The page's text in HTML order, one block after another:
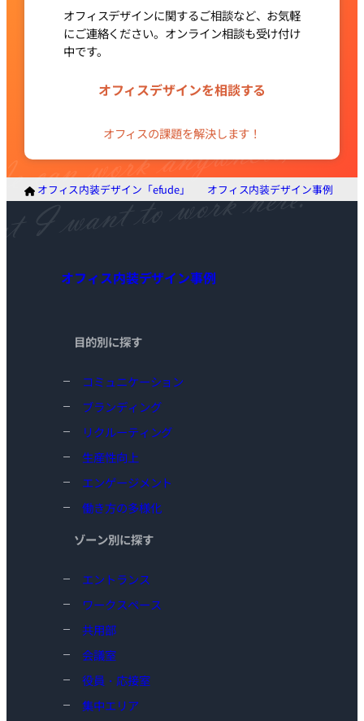
オフィスデザインに関するご相談など、お気軽
にご連絡ください。 オンライン相談も受け付け
中です。
オフィスデザインを相談する
オフィスの課題を解決します！
ル
ン
ク
オフィス内装デザイン「efude」 オフィス内装デザイン事例
オフィス内装デザイン事例
目的別に探す
コミュニケーション
ブランディング
リクルーティング
生産性向上
エンゲージメント
働き方の多様化
ゾーン別に探す
エントランス
ワークスペース
共用部
会議室
役員・応接室
集中エリア